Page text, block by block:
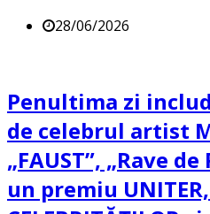
28/06/2026
Penultima zi
de celebrul artist
„FAUST”, „Rave
un premiu UNITER,